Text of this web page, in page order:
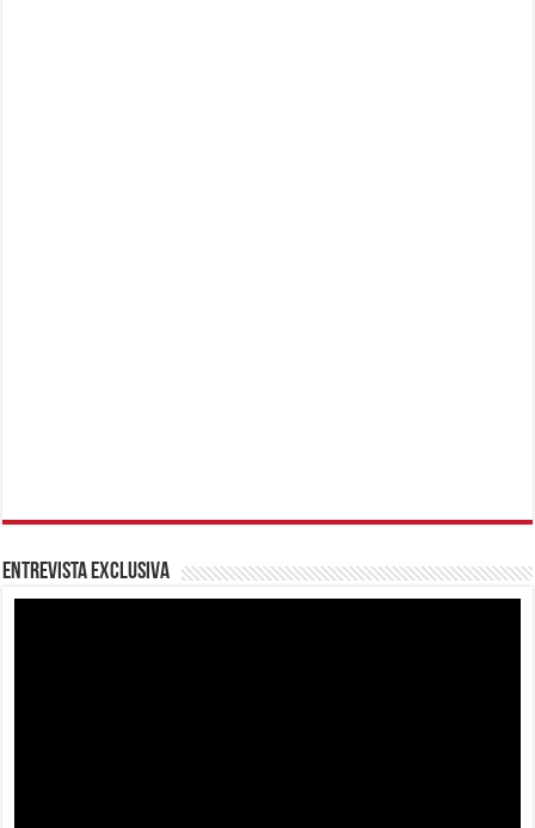
Entrevista Exclusiva